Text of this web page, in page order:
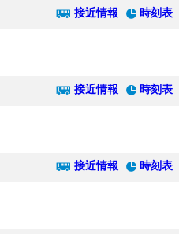
接近情報 時刻表
接近情報 時刻表
接近情報 時刻表